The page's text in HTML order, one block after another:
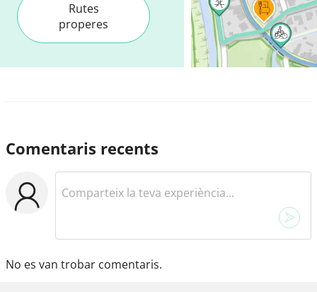
Rutes
properes
Comentaris recents
No es van trobar comentaris.